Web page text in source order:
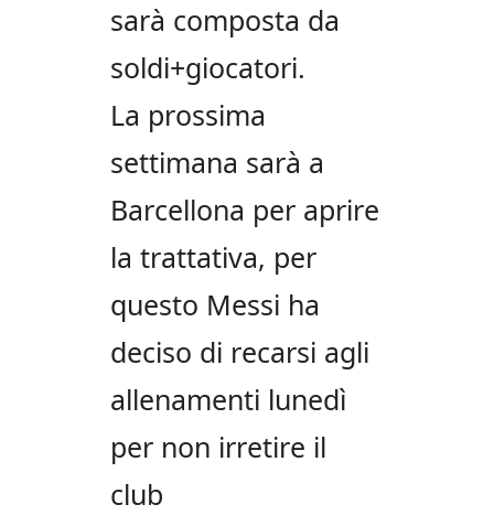
sarà composta da
soldi+giocatori.
La prossima
settimana sarà a
Barcellona per aprire
la trattativa, per
questo Messi ha
deciso di recarsi agli
allenamenti lunedì
per non irretire il
club